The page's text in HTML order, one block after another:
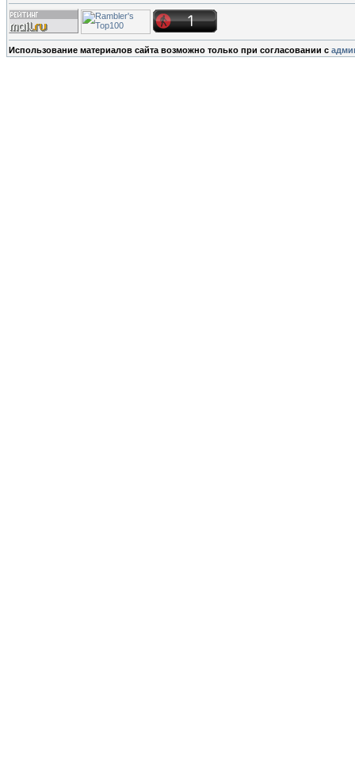
Использование материалов сайта возможно только при согласовании с